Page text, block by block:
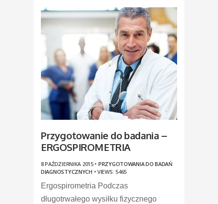
Przygotowanie do badania –
ERGOSPIROMETRIA
8 PAŹDZIERNIKA 2015 • PRZYGOTOWANIA DO BADAŃ
DIAGNOSTYCZNYCH •VIEWS: 5465
Ergospirometria Podczas
długotrwałego wysiłku fizycznego